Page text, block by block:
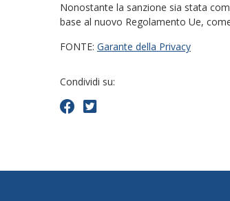
Nonostante la sanzione sia stata
base al nuovo Regolamento Ue,
FONTE: Garante della Privacy
Condividi su: